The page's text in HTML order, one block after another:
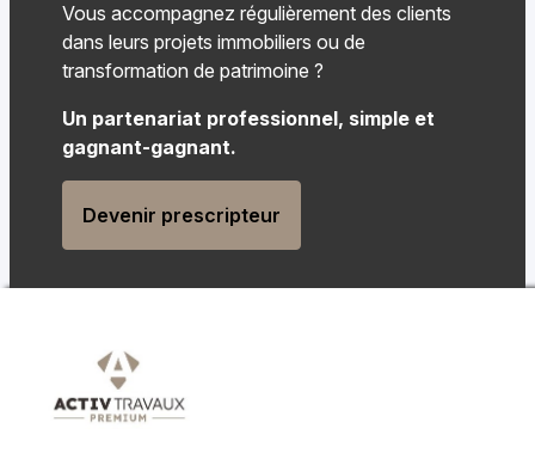
Vous accompagnez régulièrement des clients
dans leurs projets immobiliers ou de
transformation de patrimoine ?
Un partenariat professionnel, simple et
gagnant-gagnant.
Devenir prescripteur